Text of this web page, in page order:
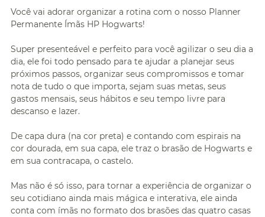
Você vai adorar organizar a rotina com o nosso Planner
Permanente Ímãs HP Hogwarts!
Super presenteável e perfeito para você agilizar o seu dia a
dia, ele foi todo pensado para te ajudar a planejar seus
próximos passos, organizar seus compromissos e tomar
nota de tudo o que importa, sejam suas metas, seus
gastos mensais, seus hábitos e seu tempo livre para
descanso e lazer.
De capa dura (na cor preta) e contando com espirais na
cor dourada, em sua capa, ele traz o brasão de Hogwarts e
em sua contracapa, o castelo.
Mas não é só isso, para tornar a experiência de organizar o
seu cotidiano ainda mais mágica e interativa, ele ainda
conta com ímãs no formato dos brasões das quatro casas